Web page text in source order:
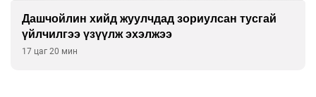
Дашчойлин хийд жуулчдад зориулсан тусгай
үйлчилгээ үзүүлж эхэлжээ
17 цаг 20 мин